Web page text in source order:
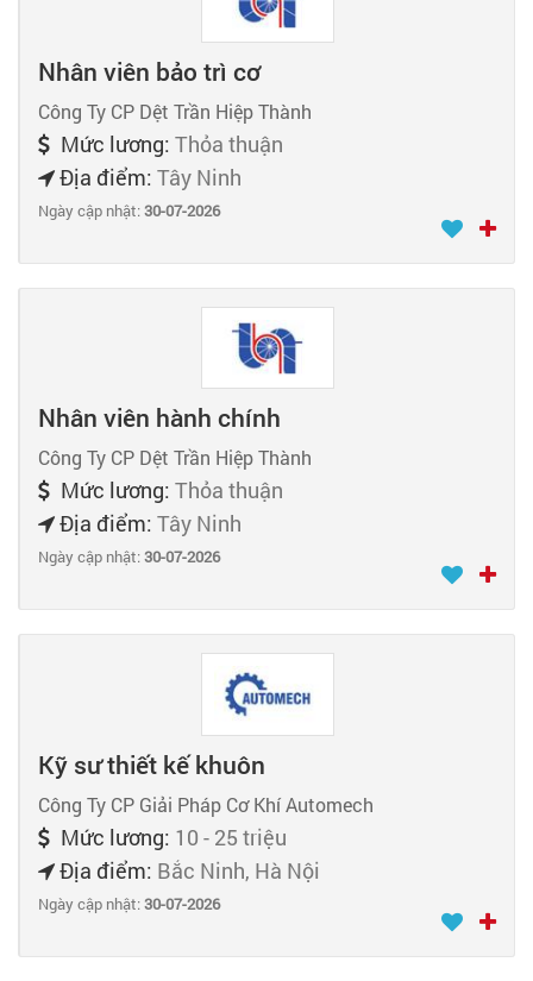
Nhân viên bảo trì cơ
Công Ty CP Dệt Trần Hiệp Thành
Mức lương: Thỏa thuận
Địa điểm: Tây Ninh
Ngày cập nhật:30-07-2026
Nhân viên hành chính
Công Ty CP Dệt Trần Hiệp Thành
Mức lương: Thỏa thuận
Địa điểm: Tây Ninh
Ngày cập nhật:30-07-2026
Kỹ sư thiết kế khuôn
Công Ty CP Giải Pháp Cơ Khí Automech
Mức lương: 10 - 25 triệu
Địa điểm: Bắc Ninh, Hà Nội
Ngày cập nhật:30-07-2026